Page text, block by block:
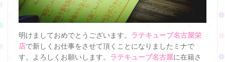
明けましておめでとうございます。 ラテキューブ名古屋栄
店で新しくお仕事をさせて頂くことになりましたミナで
す。よろしくお願いします。 ラテキューブ名古屋に在籍さ